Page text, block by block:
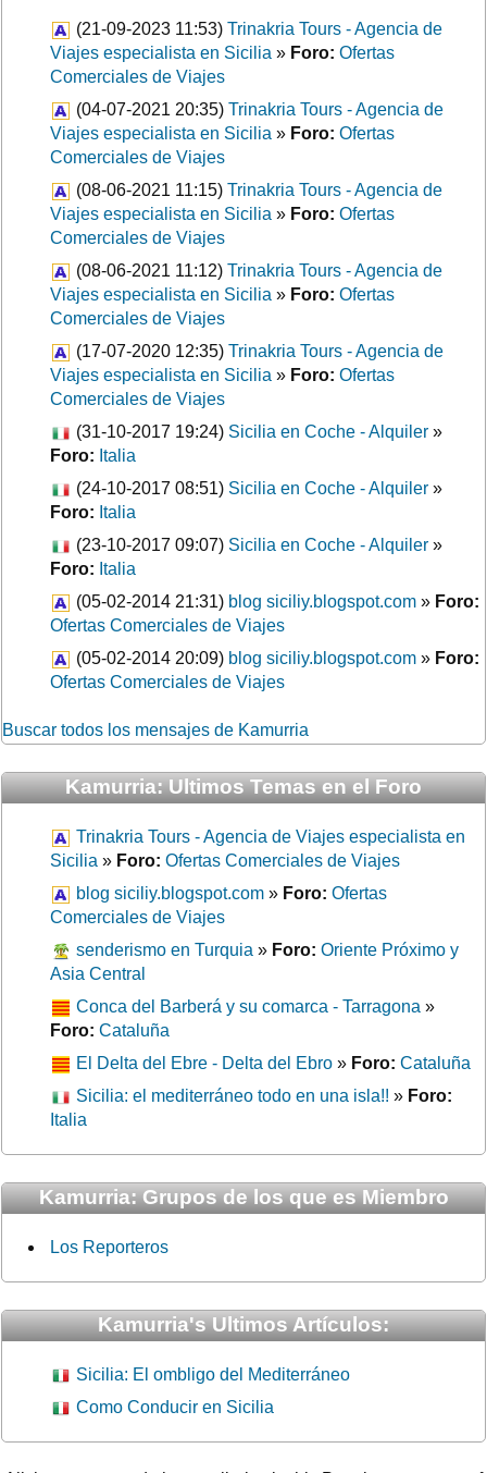
(21-09-2023 11:53) Trinakria Tours - Agencia de
Viajes especialista en Sicilia » Foro: Ofertas
Comerciales de Viajes
(04-07-2021 20:35) Trinakria Tours - Agencia de
Viajes especialista en Sicilia » Foro: Ofertas
Comerciales de Viajes
(08-06-2021 11:15) Trinakria Tours - Agencia de
Viajes especialista en Sicilia » Foro: Ofertas
Comerciales de Viajes
(08-06-2021 11:12) Trinakria Tours - Agencia de
Viajes especialista en Sicilia » Foro: Ofertas
Comerciales de Viajes
(17-07-2020 12:35) Trinakria Tours - Agencia de
Viajes especialista en Sicilia » Foro: Ofertas
Comerciales de Viajes
(31-10-2017 19:24) Sicilia en Coche - Alquiler »
Foro: Italia
(24-10-2017 08:51) Sicilia en Coche - Alquiler »
Foro: Italia
(23-10-2017 09:07) Sicilia en Coche - Alquiler »
Foro: Italia
(05-02-2014 21:31) blog siciliy.blogspot.com » Foro:
Ofertas Comerciales de Viajes
(05-02-2014 20:09) blog siciliy.blogspot.com » Foro:
Ofertas Comerciales de Viajes
Buscar todos los mensajes de Kamurria
Kamurria: Ultimos Temas en el Foro
Trinakria Tours - Agencia de Viajes especialista en
Sicilia » Foro: Ofertas Comerciales de Viajes
blog siciliy.blogspot.com » Foro: Ofertas
Comerciales de Viajes
senderismo en Turquia » Foro: Oriente Próximo y
Asia Central
Conca del Barberá y su comarca - Tarragona »
Foro: Cataluña
El Delta del Ebre - Delta del Ebro » Foro: Cataluña
Sicilia: el mediterráneo todo en una isla!! » Foro:
Italia
Kamurria: Grupos de los que es Miembro
Los Reporteros
Kamurria's Ultimos Artículos:
Sicilia: El ombligo del Mediterráneo
Como Conducir en Sicilia